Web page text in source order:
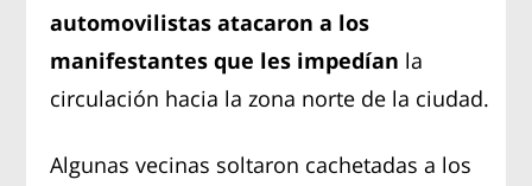
automovilistas atacaron a los
manifestantes que les impedían la
circulación hacia la zona norte de la ciudad.
Algunas vecinas soltaron cachetadas a los